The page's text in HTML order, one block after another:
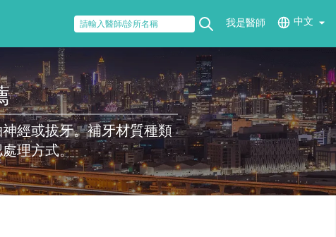
我是醫師 中文
經或拔牙。補牙材質種類
理方式。